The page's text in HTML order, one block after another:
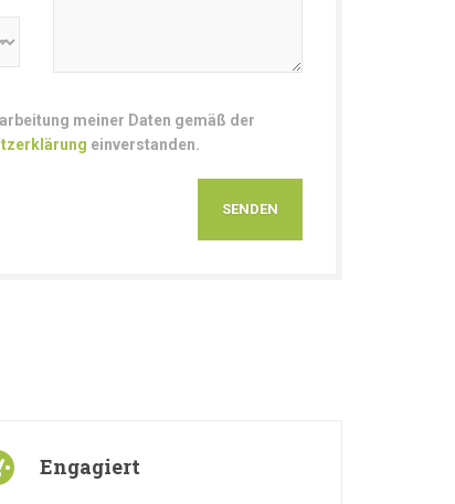
meiner Daten gemäß der
einverstanden.
Engagiert